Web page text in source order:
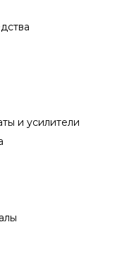
и усилители